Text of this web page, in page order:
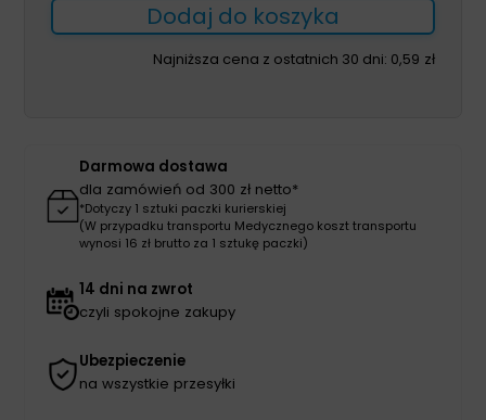
odsysania
górnych
Dodaj do koszyka
Najniższa cena z ostatnich 30 dni: 0,59 zł
Darmowa dostawa
dla zamówień od 300 zł netto*
*Dotyczy 1 sztuki paczki kurierskiej
(W przypadku transportu Medycznego koszt transportu
wynosi 16 zł brutto za 1 sztukę paczki)
14 dni na zwrot
czyli spokojne zakupy
Ubezpieczenie
na wszystkie przesyłki